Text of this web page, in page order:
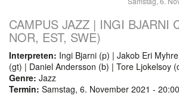
CAMPUS JAZZ | INGI BJARNI
NOR, EST, SWE)
Interpreten: Ingi Bjarni (p) | Jakob Eri
(gt) | Daniel Andersson (b) | Tore Ljokelsoy
Genre: Jazz
Termin: Samstag, 6. November 2021 -